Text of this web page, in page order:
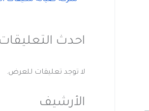
احدث التعليقات
لا توجد تعليقات للعرض.
الأرشيف